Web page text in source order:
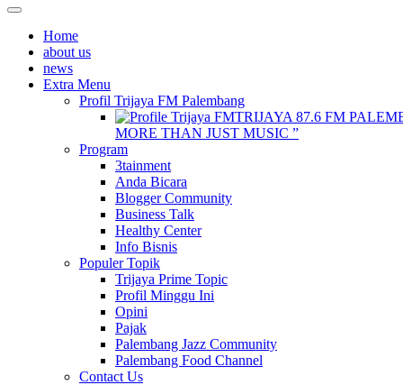
Home
about us
news
Extra Menu
Profil Trijaya FM Palembang
TRIJAYA 87.6 FM
MORE THAN JUST MUSIC ”
Program
3tainment
Anda Bicara
Blogger Community
Business Talk
Healthy Center
Info Bisnis
Populer Topik
Trijaya Prime Topic
Profil Minggu Ini
Opini
Pajak
Palembang Jazz Community
Palembang Food Channel
Contact Us